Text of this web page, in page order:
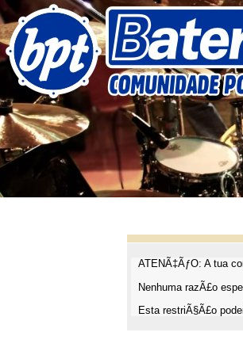
ATENÃ‡ÃƒO: A tua
Nenhuma razÃ£o
Esta restriÃ§Ã£o